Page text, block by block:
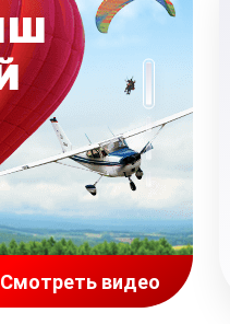
Смотреть видео